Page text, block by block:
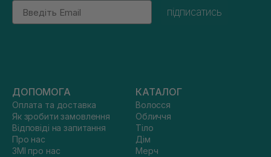
Email
підписатись
ДОПОМОГА
Оплата та доставка
Як зробити замовлення
Відповіді на запитання
Про нас
ЗМІ про нас
КАТАЛОГ
Волосся
Обличчя
Тіло
Дім
Мерч